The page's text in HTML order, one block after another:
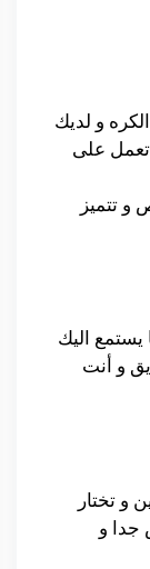
و لديك
على
تتميز
اليك
و أنت
و تختار
جدا و